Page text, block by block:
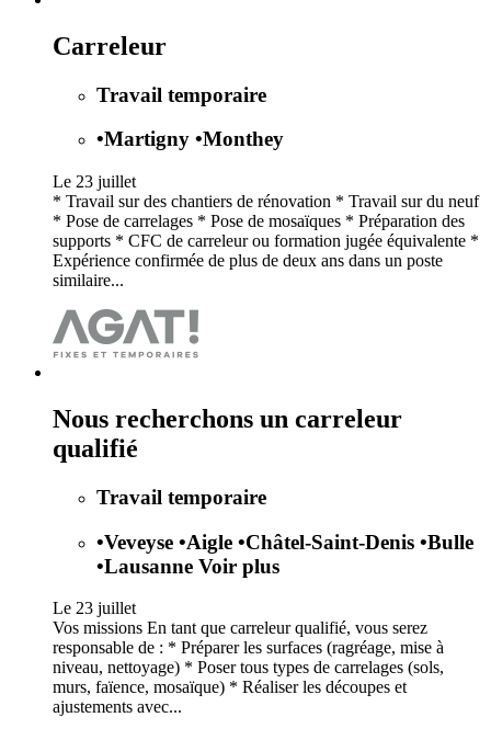
Carreleur
Travail temporaire
•Martigny •Monthey
Le 23 juillet
* Travail sur des chantiers de rénovation * Travail sur du neuf
* Pose de carrelages * Pose de mosaïques * Préparation des
supports * CFC de carreleur ou formation jugée équivalente *
Expérience confirmée de plus de deux ans dans un poste
similaire...
Nous recherchons un carreleur
qualifié
Travail temporaire
•Veveyse •Aigle •Châtel-Saint-Denis •Bulle
•Lausanne Voir plus
Le 23 juillet
Vos missions En tant que carreleur qualifié, vous serez
responsable de : * Préparer les surfaces (ragréage, mise à
niveau, nettoyage) * Poser tous types de carrelages (sols,
murs, faïence, mosaïque) * Réaliser les découpes et
ajustements avec...